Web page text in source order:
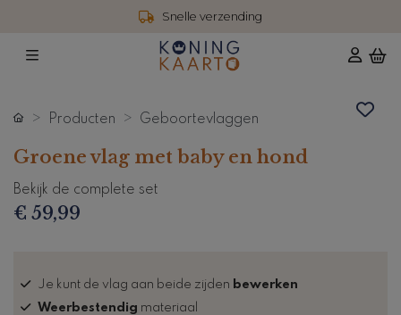
Snelle verzending
Producten Geboortevlaggen
Groene vlag met baby en hond
Bekijk de complete set
€ 59,99
Je kunt de vlag aan beide zijden bewerken
Weerbestendig materiaal